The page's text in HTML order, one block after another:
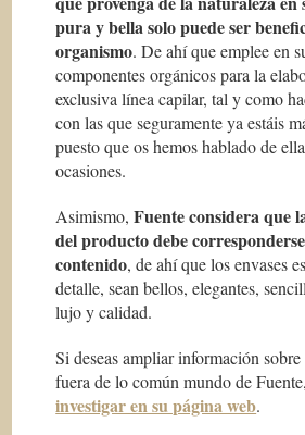
pura y bella solo puede ser
organismo. De ahí que emplee en
componentes orgánicos para la
exclusiva línea capilar, tal y como
con las que seguramente ya estáis
puesto que os hemos hablado de
ocasiones.
Asimismo,Fuente considera que
del producto debe
contenido, de ahí que los envases
detalle, sean bellos, elegantes,
lujo y calidad.
Si deseas ampliar información
fuera de lo común mundo de
investigar en su página web.